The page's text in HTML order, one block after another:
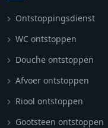
Ontstoppingsdienst
WC ontstoppen
Douche ontstoppen
Afvoer ontstoppen
Riool ontstoppen
Gootsteen ontstoppen